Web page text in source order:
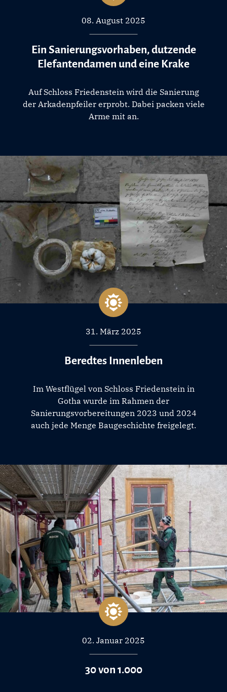
08. August 2025
Ein Sanierungsvorhaben, dutzende
Elefantendamen und eine Krake
Auf Schloss Friedenstein wird die Sanierung
der Arkadenpfeiler erprobt. Dabei packen viele
Arme mit an.
31. März 2025
Beredtes Innenleben
Im Westflügel von Schloss Friedenstein in
Gotha wurde im Rahmen der
Sanierungsvorbereitungen 2023 und 2024
auch jede Menge Baugeschichte freigelegt.
02. Januar 2025
30 von 1.000